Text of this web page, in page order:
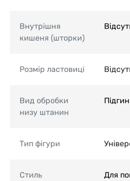
Внутрішня
кишеня (шторки)
Розмір ластовиці
Вид обробки
низу штанин
Підгин
Тип фігури
Стиль
Для